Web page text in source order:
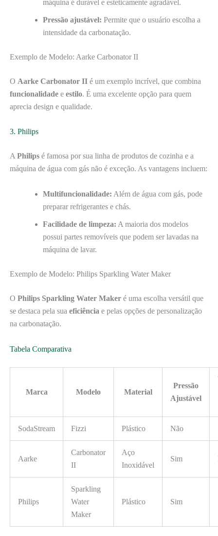
máquina é durável e esteticamente agradável.
Pressão ajustável: Permite que o usuário escolha a
intensidade da carbonatação.
Exemplo de Modelo: Aarke Carbonator II
O Aarke Carbonator II é um exemplo incrível, que combina
funcionalidade e estilo. É uma excelente opção para quem
aprecia design e qualidade.
3. Philips
A Philips é famosa por sua linha de produtos de cozinha e a
máquina de água com gás não é exceção. As vantagens incluem:
Multifuncionalidade: Além de água com gás, pode
preparar refrigerantes e chás.
Facilidade de limpeza: A maioria dos modelos
possui partes removíveis que podem ser lavadas na
máquina de lavar.
Exemplo de Modelo: Philips Sparkling Water Maker
O Philips Sparkling Water Maker é uma escolha versátil que
se destaca pela sua eficiência e pelas opções de personalização
na carbonatação.
Tabela Comparativa
Marca Modelo Material
Pressão
Ajustável
SodaStream Fizzi Plástico Não
Aarke
Carbonator
II
Aço
Inoxidável
Sim
Philips
Sparkling
Water
Maker
Plástico Sim